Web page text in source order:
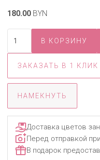
180.00 BYN
ЗАКАЗАТЬ В 1 КЛИК
НАМЕКНУТЬ
Доставка цветов
Перед отправкой
В подарок